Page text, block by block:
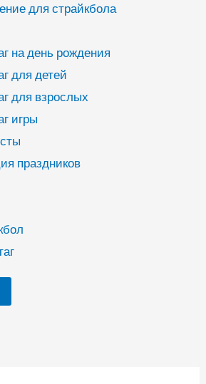
для страйкбола
на день рождения
для детей
для взрослых
игры
праздников